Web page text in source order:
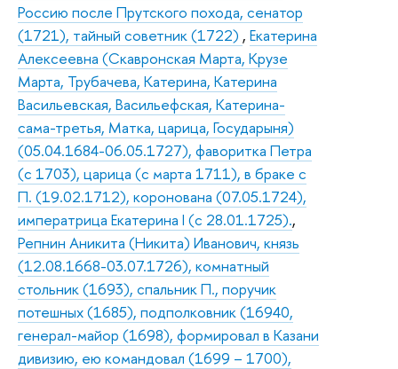
Россию после Прутского похода, сенатор
(1721), тайный советник (1722) , Екатерина
Алексеевна (Скавронская Марта, Крузе
Марта, Трубачева, Катерина, Катерина
Васильевская, Васильефская, Катерина-
сама-третья, Матка, царица, Государыня)
(05.04.1684-06.05.1727), фаворитка Петра
(с 1703), царица (с марта 1711), в браке с
П. (19.02.1712), коронована (07.05.1724),
императрица Екатерина I (с 28.01.1725).,
Репнин Аникита (Никита) Иванович, князь
(12.08.1668-03.07.1726), комнатный
стольник (1693), спальник П., поручик
потешных (1685), подполковник (16940,
генерал-майор (1698), формировал в Казани
дивизию, ею командовал (1699 – 1700),